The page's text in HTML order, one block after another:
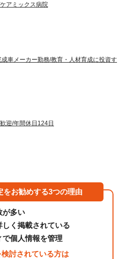
アミックス病院
車メーカー勤務/教育・人材育成に投資す
迎/年間休日124日
をお勧めする3つの理由
が多い
く掲載されている
個人情報を管理
討されている方は